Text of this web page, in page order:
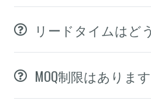
リードタイムはど
MOQ制限はありま